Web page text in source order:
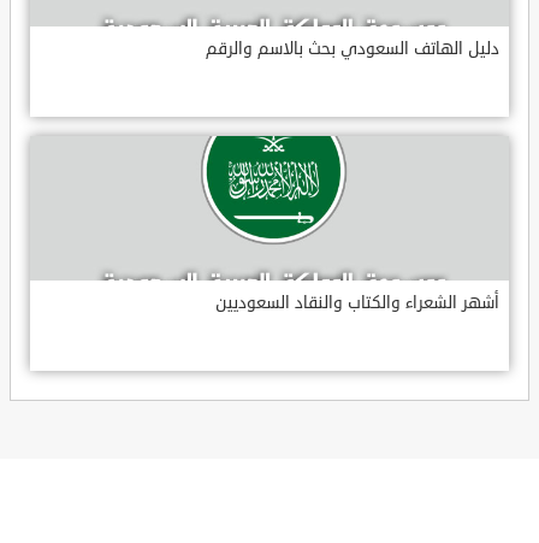
دليل الهاتف السعودي بحث بالاسم والرقم
أشهر الشعراء والكتاب والنقاد السعوديين